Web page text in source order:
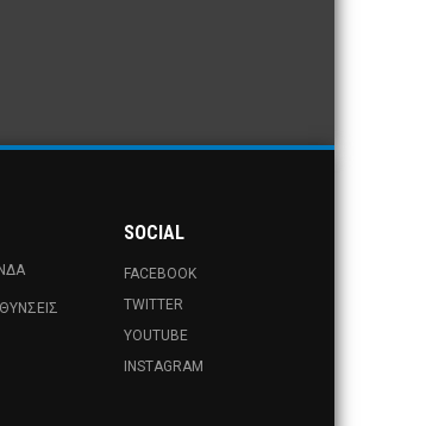
SOCIAL
FACEBOOK
TWITTER
YOUTUBE
INSTAGRAM